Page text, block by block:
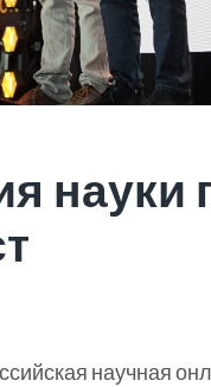
науки
научная